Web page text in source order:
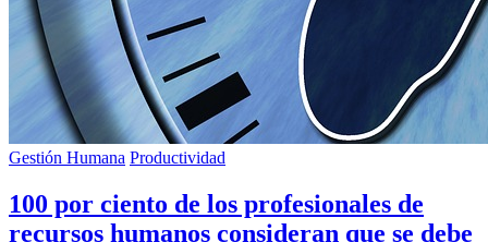
Gestión Humana Productividad
100 por ciento de los profesionales de
recursos humanos consideran que se debe